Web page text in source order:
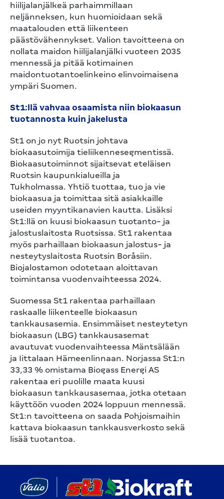
hiilijalanjälkeä parhaimmillaan
neljänneksen, kun huomioidaan sekä
maatalouden että liikenteen
päästövähennykset. Valion tavoitteena on
nollata maidon hiilijalanjälki vuoteen 2035
mennessä ja pitää kotimainen
maidontuotantoelinkeino elinvoimaisena
ympäri Suomen.
St1:llä vahvaa osaamista niin biokaasun
tuotannosta kuin jakelusta
St1 on jo nyt Ruotsin johtava
biokaasutoimija tieliikennesegmentissä.
Biokaasutoiminnot sijaitsevat eteläisen
Ruotsin kaupunkialueilla ja
Tukholmassa. Yhtiö tuottaa, tuo ja vie
biokaasua ja toimittaa sitä asiakkaille
useiden myyntikanavien kautta. Lisäksi
St1:llä on kuusi biokaasun tuotanto- ja
jalostuslaitosta Ruotsissa. St1 rakentaa
myös parhaillaan biokaasun jalostus- ja
nesteytyslaitosta Ruotsin Boråsiin.
Biojalostamon odotetaan aloittavan
toimintansa vuodenvaihteessa 2024.
Suomessa St1 rakentaa parhaillaan
raskaalle liikenteelle biokaasun
tankkausasemia. Ensimmäiset nesteytetyn
biokaasun (LBG) tankkausasemat
avautuvat vuodenvaihteessa Mäntsälään
ja Iittalaan Hämeenlinnaan. Norjassa St1:n
33,33 % omistama Biogass Energi AS
rakentaa eri puolille maata kuusi
biokaasun tankkausasemaa, jotka otetaan
käyttöön vuoden 2024 loppuun mennessä.
St1:n tavoitteena on saada Pohjoismaihin
kattava biokaasun tankkausverkosto sekä
lisää tuotantoa.
(aukeaa uuteen välilehteen)